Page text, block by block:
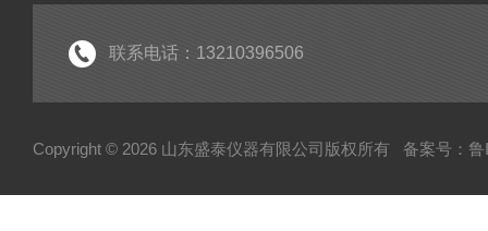
联系电话：13210396506
Copyright © 2026 山东盛泰仪器有限公司版权所有 备案号：